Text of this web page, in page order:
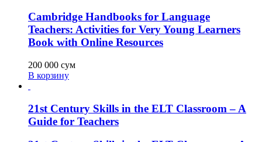
Cambridge Handbooks for Language
Teachers: Activities for Very Young Learners
Book with Online Resources
200 000 сум
В корзину
21st Century Skills in the ELT Classroom – A
Guide for Teachers